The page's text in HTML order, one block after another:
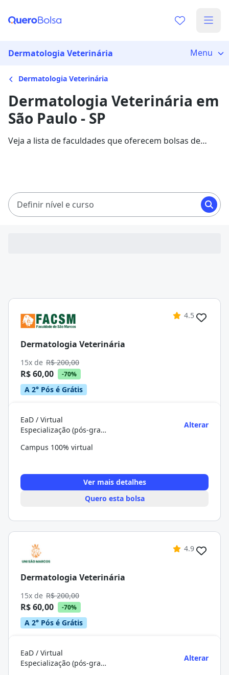
Dermatologia Veterinária Menu
Dermatologia Veterinária
Dermatologia Veterinária em
São Paulo - SP
Veja a lista de faculdades que oferecem bolsas de
Definir nível e curso
4.5
Dermatologia Veterinária
15x de R$ 200,00
R$ 60,00 -70%
A 2° Pós é Grátis
EaD / Virtual
Especialização (pós-graduação)
Alterar
Campus 100% virtual
Ver mais detalhes
Quero esta bolsa
4.9
Dermatologia Veterinária
15x de R$ 200,00
R$ 60,00 -70%
A 2° Pós é Grátis
EaD / Virtual
Especialização (pós-graduação)
Alterar